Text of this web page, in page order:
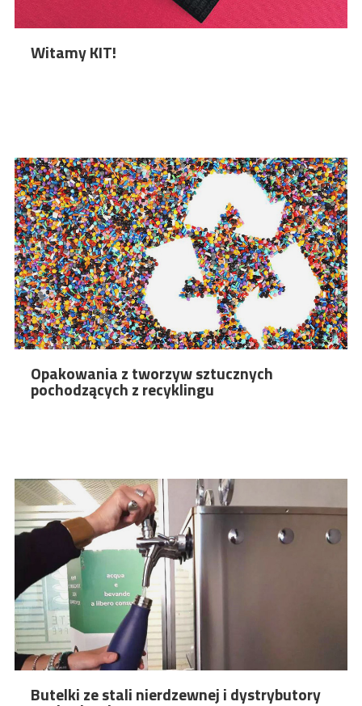
Witamy KIT!
Opakowania z tworzyw sztucznych
pochodzących z recyklingu
Butelki ze stali nierdzewnej i dystrybutory